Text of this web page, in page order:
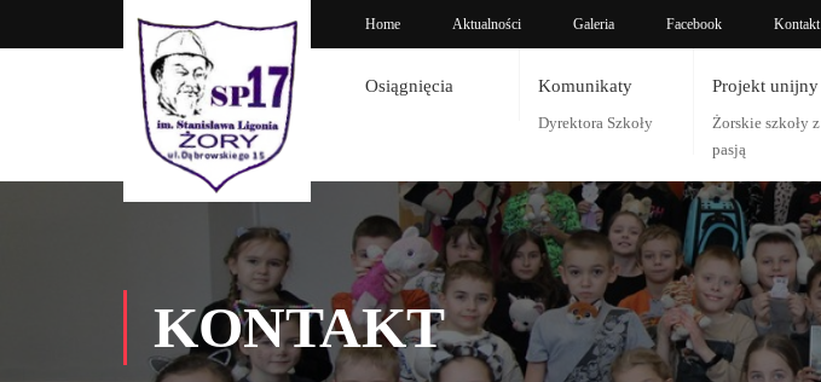
Home Aktualności Galeria Facebook Kontakt
Osiągnięcia Komunikaty
Dyrektora Szkoły
Projekt unijny
Żorskie szkoły z
pasją
KONTAKT